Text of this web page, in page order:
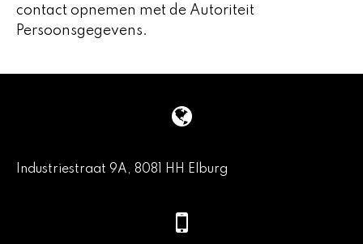
contact opnemen met de Autoriteit
Persoonsgegevens.
Industriestraat 9A, 8081 HH Elburg